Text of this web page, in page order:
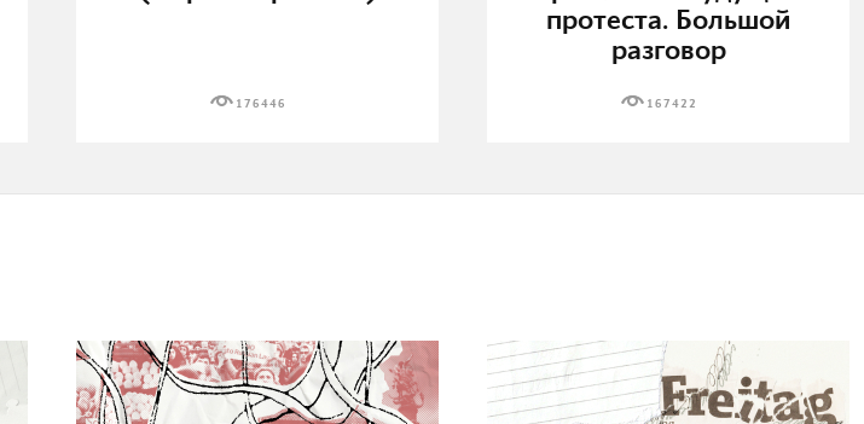
176446
протеста. Большой
разговор
167422